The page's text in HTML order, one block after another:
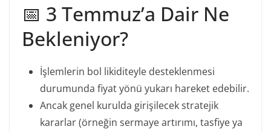
📅 3 Temmuz’a Dair Ne
Bekleniyor?
İşlemlerin bol likiditeyle desteklenmesi
durumunda fiyat yönü yukarı hareket edebilir.
Ancak genel kurulda girişilecek stratejik
kararlar (örneğin sermaye artırımı, tasfiye ya